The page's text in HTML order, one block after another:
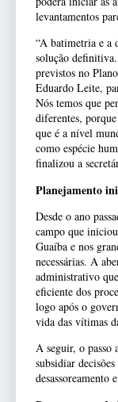
levantamentos
“A batimetria e a
solução
previstos no
Eduardo Leite,
Nós temos que
diferentes,
que é a nível
como espécie
finalizou a
Planejamento
Desde o ano
campo que
Guaíba e nos
necessárias. A
administrativo
eficiente dos
logo após o
vida das vítimas
A seguir, o passo
subsidiar
desassoreamento